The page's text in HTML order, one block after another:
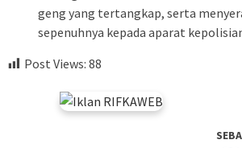
geng yang tertangkap, serta
sepenuhnya kepada aparat
Post Views: 88